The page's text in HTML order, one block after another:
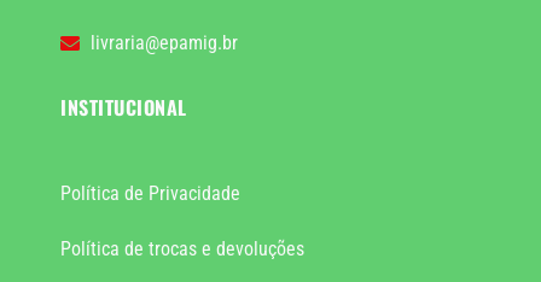
livraria@epamig.br
INSTITUCIONAL
Política de Privacidade
Política de trocas e devoluções